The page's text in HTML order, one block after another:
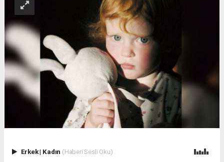
Erkek| Kadın (Haberi Sesli Oku)